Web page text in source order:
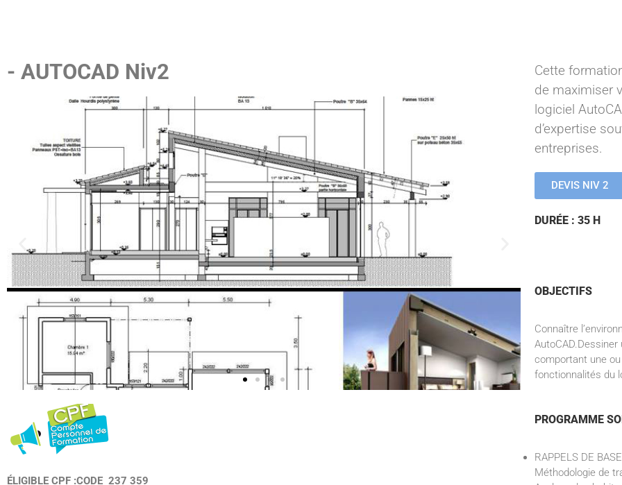
- AUTOCAD Niv2
ÉLIGIBLE CPF :CODE 237 359
Cette
de maximiser
logiciel
d’expertise
entreprises.
DEVIS NIV 2
DURÉE : 35 H
OBJECTIFS
Connaître
comportant une
fonctionnalités du
PROGRAMME
RAPPELS DE
Méthodologie de